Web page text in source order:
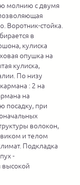
молнию с двумя
Воротник-стойка.
в
кулиска
опушка на
кулиска,
По низу
: 2 на
на
посадку, при
волокон,
и телом
Подкладка
-